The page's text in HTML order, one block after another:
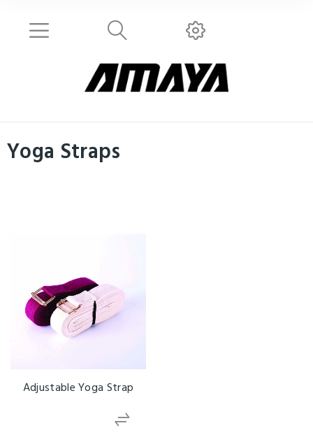
Yoga Straps
Adjustable Yoga Strap